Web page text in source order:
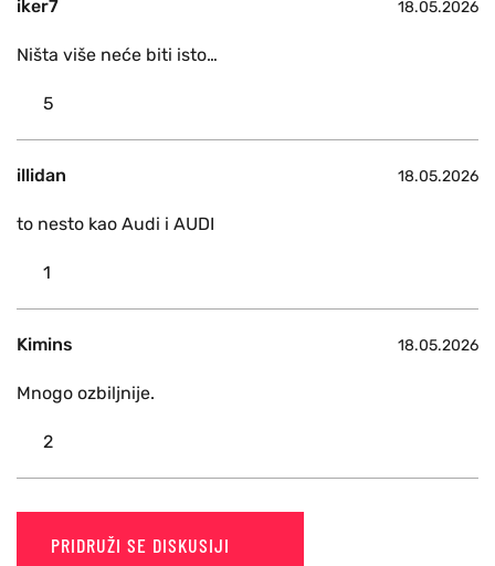
iker7 18.05.2026
Ništa više neće biti isto…
5
illidan 18.05.2026
to nesto kao Audi i AUDI
1
Kimins 18.05.2026
Mnogo ozbiljnije.
2
PRIDRUŽI SE DISKUSIJI